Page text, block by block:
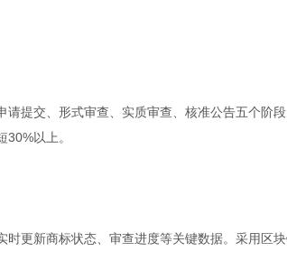
请提交、形式审查、实质审查、核准公告五个阶
以上。
时更新商标状态、审查进度等关键数据。采用区